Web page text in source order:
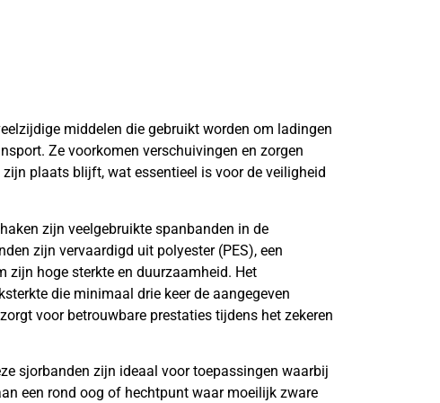
middelen die gebruikt worden om ladingen
Ze voorkomen verschuivingen en zorgen
plaats blijft, wat essentieel is voor de veiligheid
zijn veelgebruikte spanbanden in de
zijn vervaardigd uit polyester (PES), een
zijn hoge sterkte en duurzaamheid. Het
die minimaal drie keer de aangegeven
voor betrouwbare prestaties tijdens het zekeren
sjorbanden zijn ideaal voor toepassingen waarbij
een rond oog of hechtpunt waar moeilijk zware